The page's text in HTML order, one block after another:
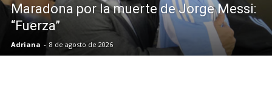
Maradona por la muerte de Jorge Messi:
“Fuerza”
Adriana - 8 de agosto de 2026